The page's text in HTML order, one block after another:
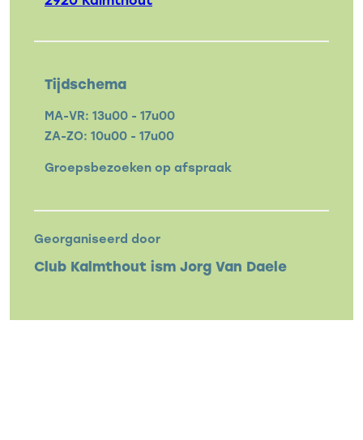
Tijdschema
MA-VR: 13u00 - 17u00
ZA-ZO: 10u00 - 17u00
Groepsbezoeken op afspraak
Georganiseerd door
Club Kalmthout ism Jorg Van Daele